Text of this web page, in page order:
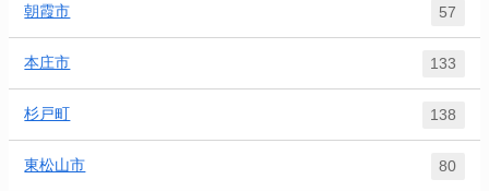
朝霞市 57
本庄市 133
杉戸町 138
東松山市 80